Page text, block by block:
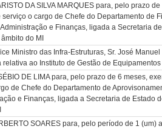
DA SILVA MARQUES para, pelo prazo
serviço o cargo de Chefe do Departamento de
e Finanças, ligada a Secretaria
do MI
Ministro das Infra-Estruturas, Sr. José
relativa ao Instituto de Gestão de Equipamentos
DE LIMA para, pelo prazo de 6 meses,
de Chefe do Departamento de
e Finanças, ligada a Secretaria de Estado
SOARES para, pelo período de 1 (um)